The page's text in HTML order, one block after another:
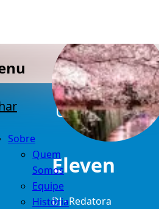
Sobre
Quem
Somos
Equipe
História
Eleven
DJ · Redatora